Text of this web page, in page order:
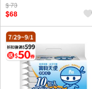
$ 73
$68